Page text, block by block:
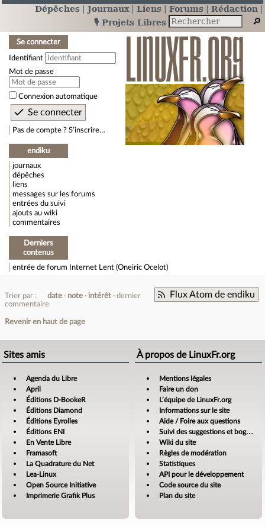
Dépêches Journaux Liens Forums
Rédaction
🎙️ Projets Libres
Se connecter
Identifiant
Mot de passe
Connexion automatique
Pas de compte ? S’inscrire…
endiku
journaux
dépêches
liens
messages sur les forums
entrées du suivi
ajouts au wiki
commentaires
Derniers
contenus
entrée de forum Internet Lent (Oneiric Ocelot)
Flux Atom de endiku
Trier par : date note intérêt
dernier
commentaire
Revenir en haut de page
Sites amis
Agenda du Libre
April
Éditions D-BookeR
Éditions Diamond
Éditions Eyrolles
Éditions ENI
En Vente Libre
Framasoft
La Quadrature du Net
Lea-Linux
Open Source Initiative
Imprimerie Grafik Plus
À propos de LinuxFr.org
Mentions légales
Faire un don
L’équipe de LinuxFr.org
Informations sur le site
Aide / Foire aux questions
Suivi des suggestions et bogues
Wiki du site
Règles de modération
Statistiques
API pour le développement
Code source du site
Plan du site